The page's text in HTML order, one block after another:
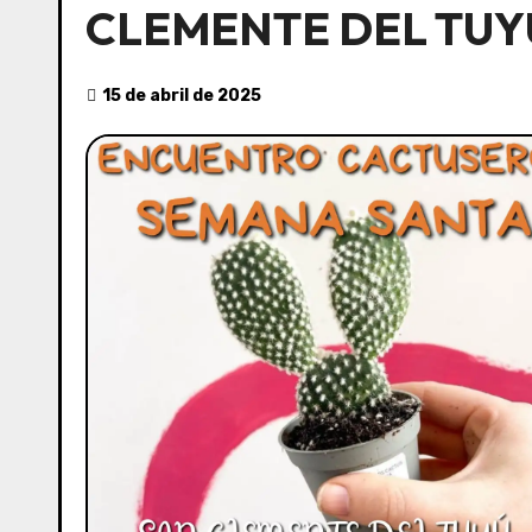
CLEMENTE DEL
15 de abril de 2025